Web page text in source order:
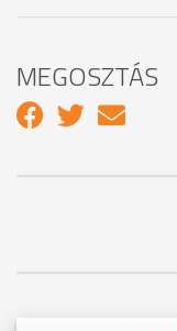
MEGOSZTÁS